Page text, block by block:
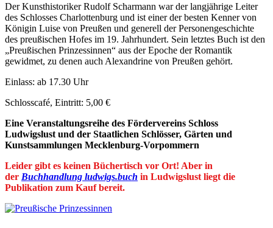
Der Kunsthistoriker Rudolf Scharmann war der langjährige Leiter
des Schlosses Charlottenburg und ist einer der besten Kenner von
Königin Luise von Preußen und generell der Personengeschichte
des preußischen Hofes im 19. Jahrhundert. Sein letztes Buch ist den
„Preußischen Prinzessinnen“ aus der Epoche der Romantik
gewidmet, zu denen auch Alexandrine von Preußen gehört.
Einlass: ab 17.30 Uhr
Schlosscafé, Eintritt: 5,00 €
Eine Veranstaltungsreihe des Fördervereins Schloss
Ludwigslust und der Staatlichen Schlösser, Gärten und
Kunstsammlungen Mecklenburg-Vorpommern
Leider gibt es keinen Büchertisch vor Ort! Aber in
der Buchhandlung ludwigs.buch in Ludwigslust liegt die
Publikation zum Kauf bereit.